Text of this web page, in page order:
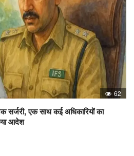
62
सर्जरी, एक साथ कई अधिकारियों का
आदेश